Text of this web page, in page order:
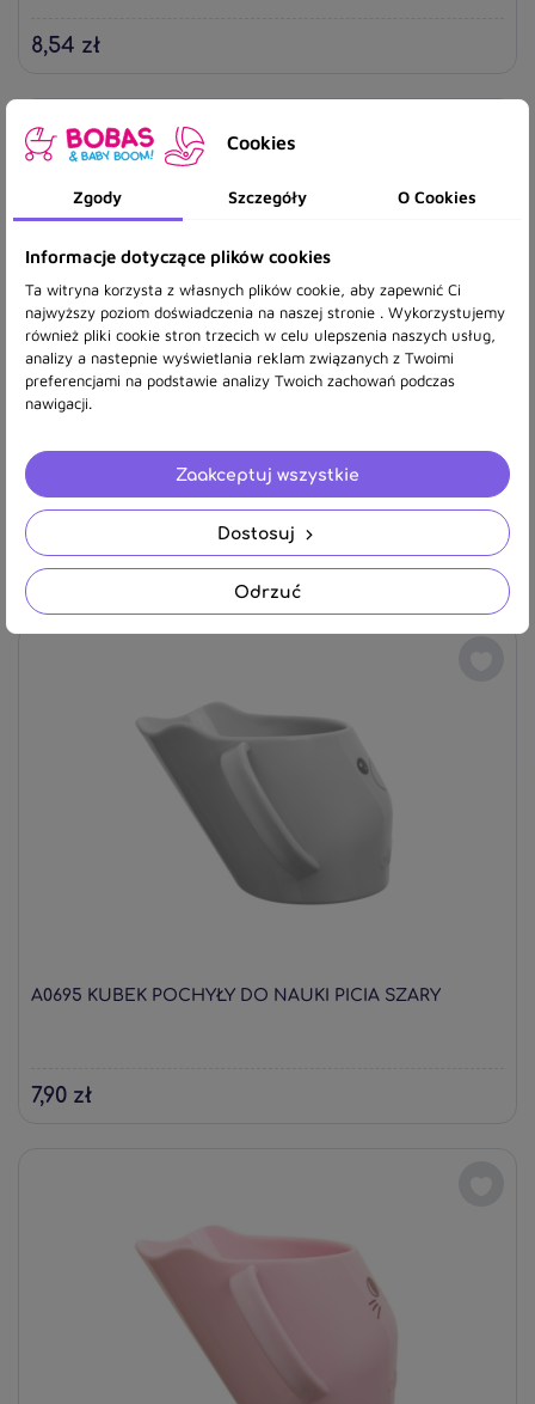
8,54 zł
A0693 TERMOMETR BEZDOTYKOWY NA
PODCZERWIEŃ
70,92 zł
A0695 KUBEK POCHYŁY DO NAUKI PICIA SZARY
7,90 zł
Cookies
Zgody Szczegóły O Cookies
Informacje dotyczące plików cookies
Ta witryna korzysta z własnych plików cookie, aby zapewnić Ci
najwyższy poziom doświadczenia na naszej stronie . Wykorzystujemy
również pliki cookie stron trzecich w celu ulepszenia naszych usług,
analizy a nastepnie wyświetlania reklam związanych z Twoimi
preferencjami na podstawie analizy Twoich zachowań podczas
nawigacji.
Odrzuć
Dostosuj
Zaakceptuj wszystkie